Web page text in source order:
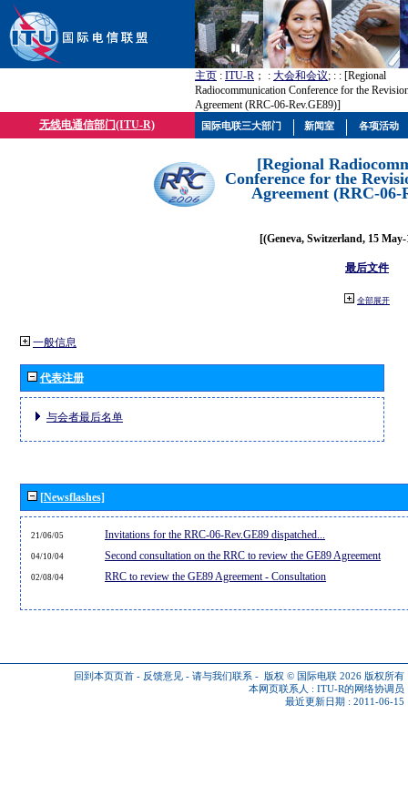
主页 : ITU-R ； : 大会和会议; : : [Regional
Radiocommunication Conference for the
Agreement (RRC-06-Rev.GE89)]
无线电通信部门(ITU-R)
[Regional
Conference for the
Agreement (RRC-06-
[(Geneva, Switzerland, 15
最后文件
全部展开
一般信息
代表注册
与会者最后名单
[Newsflashes]
21/06/05 Invitations for the RRC-06-Rev.GE89 dispatched...
04/10/04 Second consultation on the RRC to review the GE89 Agreement
02/08/04 RRC to review the GE89 Agreement - Consultation
回到本页页首 - 反馈意见 - 请与我们联系 - 版权 © 国际电联 2026 版权所有
本网页联系人 : ITU-R的网络协调员
最近更新日期 : 2011-06-15
国际电联三大部门 新闻室 各项活动